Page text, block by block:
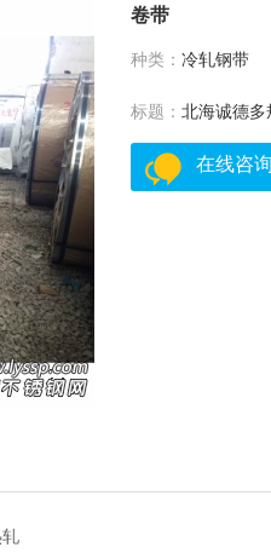
卷带
种类： 冷轧钢带
标题： 北海诚德
在线咨